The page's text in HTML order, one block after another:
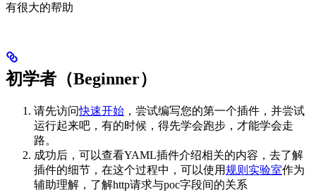
有很大的帮助
初学者（Beginner）
请先访问快速开始 ，尝试编写您的第一个插件，并尝试
运行起来吧，有的时候，得先学会跑步，才能学会走
路。
成功后，可以查看YAML插件介绍相关的内容，去了解
插件的细节，在这个过程中，可以使用规则实验室作为
辅助理解，了解http请求与poc字段间的关系